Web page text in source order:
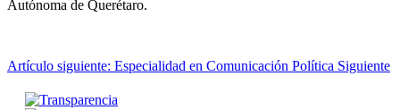
Autónoma de Querétaro.
Artículo siguiente: Especialidad en Comunicación Política Siguiente